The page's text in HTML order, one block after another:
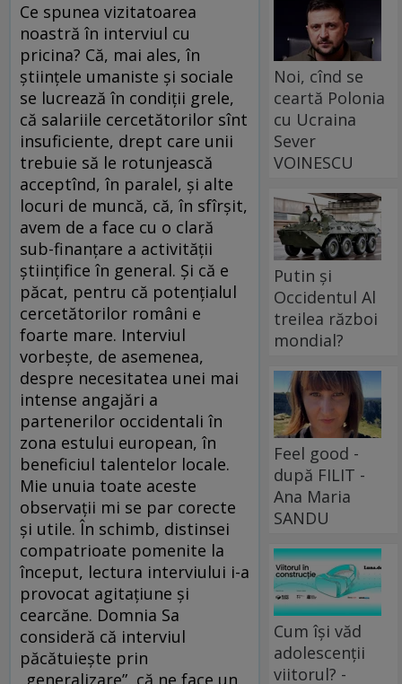
Ce spunea vizitatoarea
noastră în interviul cu
pricina? Că, mai ales, în
ştiinţele umaniste şi sociale
se lucrează în condiţii grele,
că salariile cercetătorilor sînt
insuficiente, drept care unii
trebuie să le rotunjească
acceptînd, în paralel, şi alte
locuri de muncă, că, în sfîrşit,
avem de a face cu o clară
sub-finanţare a activităţii
ştiinţifice în general. Şi că e
păcat, pentru că potenţialul
cercetătorilor români e
foarte mare. Interviul
vorbeşte, de asemenea,
despre necesitatea unei mai
intense angajări a
partenerilor occidentali în
zona estului european, în
beneficiul talentelor locale.
Mie unuia toate aceste
observaţii mi se par corecte
şi utile. În schimb, distinsei
compatrioate pomenite la
început, lectura interviului i-a
provocat agitaţiune şi
cearcăne. Domnia Sa
consideră că interviul
păcătuieşte prin
Noi, cînd se
ceartă Polonia
cu Ucraina
Sever
VOINESCU
Putin și
Occidentul Al
treilea război
mondial?
Feel good -
după FILIT -
Ana Maria
SANDU
Cum își văd
adolescenții
viitorul? -